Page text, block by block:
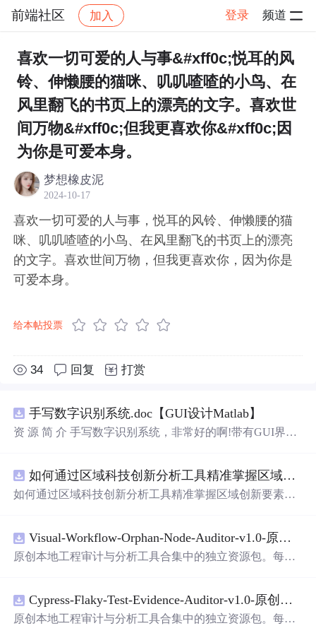
前端社区 加入 登录 频道
社区 前端社区 感慨 帖子详情
喜欢一切可爱的人与事&#xff0c;悦耳的风
铃、伸懒腰的猫咪、叽叽喳喳的小鸟、在
风里翻飞的书页上的漂亮的文字。喜欢世
间万物&#xff0c;但我更喜欢你&#xff0c;因
为你是可爱本身。
梦想橡皮泥
2024-10-17
喜欢一切可爱的人与事，悦耳的风铃、伸懒腰的猫
咪、叽叽喳喳的小鸟、在风里翻飞的书页上的漂亮
的文字。喜欢世间万物，但我更喜欢你，因为你是
可爱本身。
给本帖投票
34 回复 打赏
手写数字识别系统.doc【GUI设计Matlab】
资 源 简 介 手写数字识别系统，非常好的啊!带有GUI界
带有直观的图形用户界面（GUI），非常容易使用。你只
需要将手写数字输入系统，它将立即给出准确的识别结
是一个非常方便和实用的工具，你一定会喜欢它的！
如何通过区域科技创新分析工具精准掌握区域创新要素分布与产业链融合现状？.docx
如何通过区域科技创新分析工具精准掌握区域创新要素分
Visual-Workflow-Orphan-Node-Auditor-v1.0-原创源码与文档.zip
原创本地工程审计与分析工具合集中的独立资源包。每个
README、运行说明、功能清单、MIT License及原创与授
权声明。解压后进入project目录，执行npm test验证算法，
Cypress-Flaky-Test-Evidence-Auditor-v1.0-原创源码与文档.zip
原创本地工程审计与分析工具合集中的独立资源包。每个